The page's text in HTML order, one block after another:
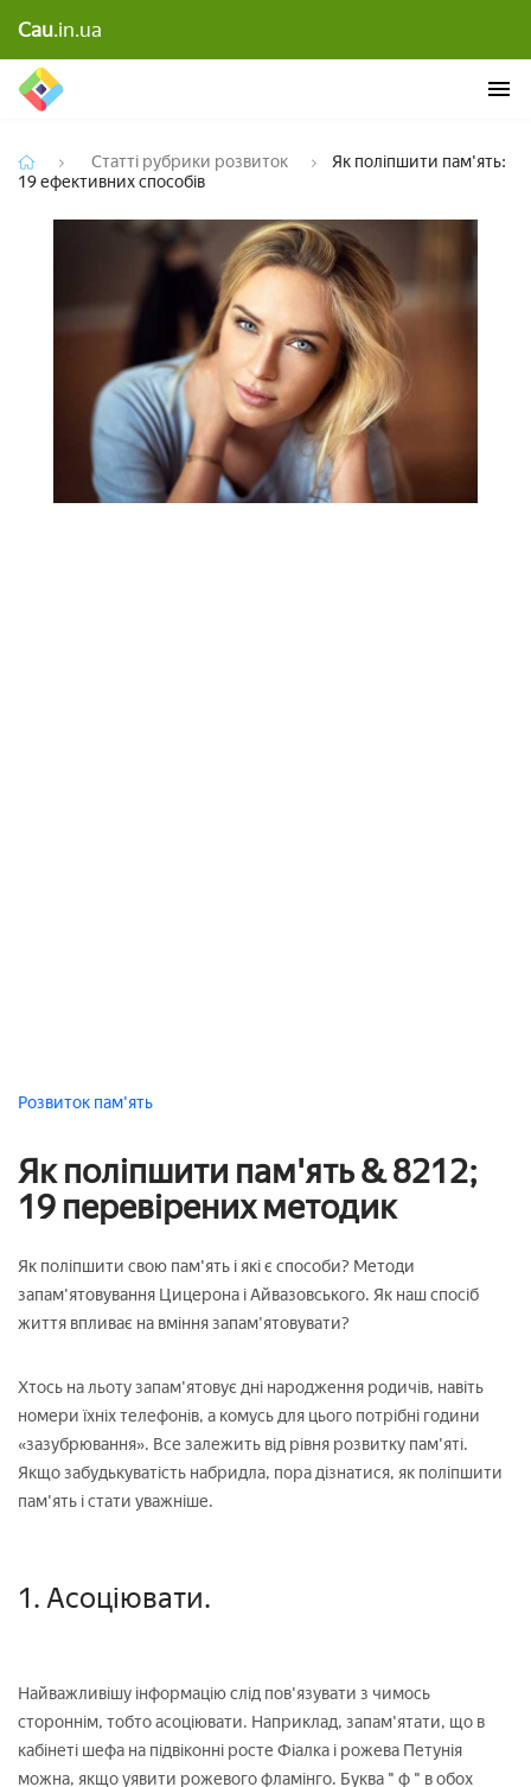
Cau.in.uaЯк поліпшити пам'ять: 19 ефективних способів
Статті рубрики розвиток
Як поліпшити пам'ять:
19 ефективних способів
Розвиток пам'ять
Як поліпшити пам'ять & 8212;
19 перевірених методик
Як поліпшити свою пам'ять і які є способи? Методи
запам'ятовування Цицерона і Айвазовського. Як наш спосіб
життя впливає на вміння запам'ятовувати?
Хтось на льоту запам'ятовує дні народження родичів, навіть
номери їхніх телефонів, а комусь для цього потрібні години
«зазубрювання». Все залежить від рівня розвитку пам'яті.
Якщо забудькуватість набридла, пора дізнатися, як поліпшити
пам'ять і стати уважніше.
1. Асоціювати.
Найважливішу інформацію слід пов'язувати з чимось
стороннім, тобто асоціювати. Наприклад, запам'ятати, що в
кабінеті шефа на підвіконні росте Фіалка і рожева Петунія
можна, якщо уявити рожевого фламінго. Буква " ф " в обох